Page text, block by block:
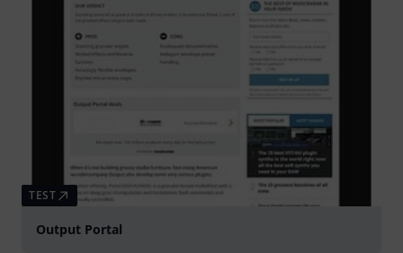
TEST
Output Portal